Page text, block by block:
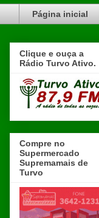
Página inicial
Clique e ouça a
Rádio Turvo Ativo.
Compre no
Supermercado
Supremamais de
Turvo